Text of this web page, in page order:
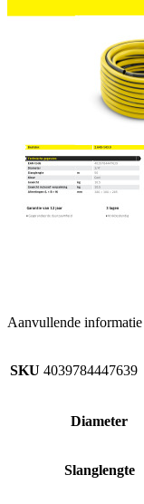
Aanvullende informatie
SKU 4039784447639
Diameter
Slanglengte